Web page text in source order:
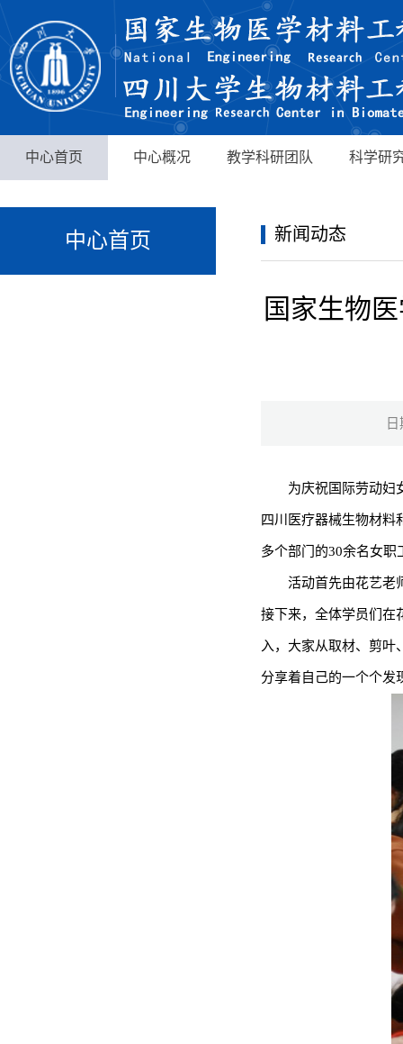
中心首页 中心概况 教学科研团队 科学研
中心首页 新闻动态
国家生物
为庆祝国际劳动妇
四川医疗器械生物材料
多个部门的30余名女职
活动首先由花艺老
接下来，全体学员们在
入，大家从取材、剪
分享着自己的一个个发